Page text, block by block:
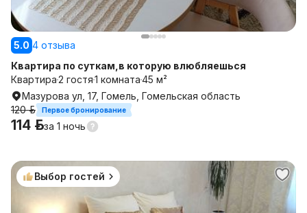
5.0 4 отзыва
Квартира по суткам,в которую влюбляешься
Квартира2 гостя1 комната45 м²
Мазурова ул, 17, Гомель, Гомельская область
120 р.
Первое бронирование
114 р.за 1 ночь
Выбор гостей